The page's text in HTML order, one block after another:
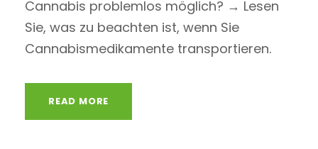
Cannabis problemlos möglich? → Lesen
Sie, was zu beachten ist, wenn Sie
Cannabismedikamente transportieren.
READ MORE